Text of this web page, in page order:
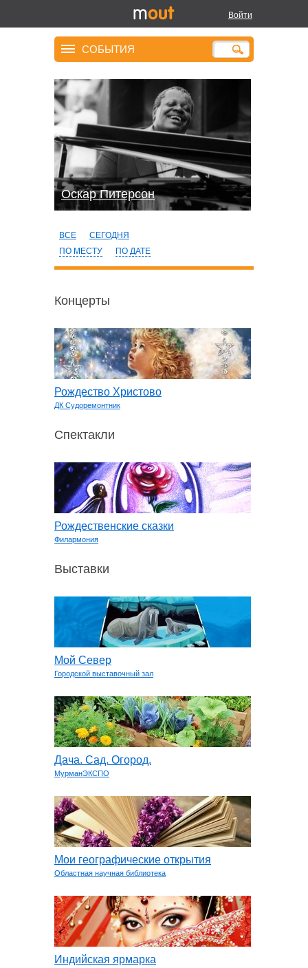
Войти
СОБЫТИЯ
Оскар Питерсон
ВСЕ
СЕГОДНЯ
ПО МЕСТУ
ПО ДАТЕ
Концерты
Рождество Христово
ДК Судоремонтник
Спектакли
Рождественские сказки
Филармония
Выставки
Мой Север
Городской выставочный зал
Дача. Сад. Огород.
МурманЭКСПО
Мои географические открытия
Областная научная библиотека
Индийская ярмарка